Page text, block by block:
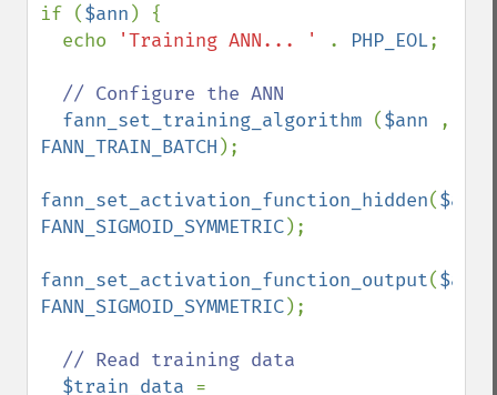
if ($ann ) {
  echo
'Training ANN... ' . PHP_EOL;
// Configure the ANN
fann_set_training_algorithm ($ann
FANN_TRAIN_BATCH );
fann_set_activation_function_hidden($ann
FANN_SIGMOID_SYMMETRIC);
fann_set_activation_function_output($ann
FANN_SIGMOID_SYMMETRIC);
// Read training data
$train_data